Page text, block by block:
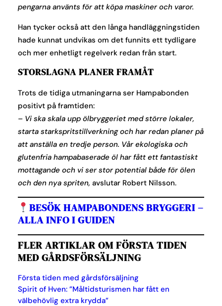
pengarna använts för att köpa maskiner och varor.
Han tycker också att den långa handläggningstiden
hade kunnat undvikas om det funnits ett tydligare
och mer enhetligt regelverk redan från start.
STORSLAGNA PLANER FRAMÅT
Trots de tidiga utmaningarna ser Hampabonden
positivt på framtiden:
– Vi ska skala upp ölbryggeriet med större lokaler,
starta starkspritstillverkning och har redan planer på
att anställa en tredje person. Vår ekologiska och
glutenfria hampabaserade öl har fått ett fantastiskt
mottagande och vi ser stor potential både för ölen
och den nya spriten, avslutar Robert Nilsson.
BESÖK HAMPABONDENS BRYGGERI –
ALLA INFO I GUIDEN
FLER ARTIKLAR OM FÖRSTA TIDEN
MED GÅRDSFÖRSÄLJNING
Första tiden med gårdsförsäljning
Spirit of Hven: ”Måltidsturismen har fått en
välbehövlig extra krydda”